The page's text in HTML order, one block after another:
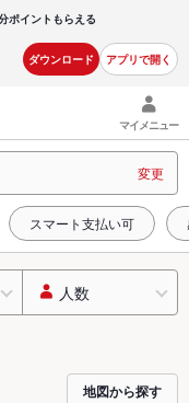
ポイントもらえる
ダウンロード アプリで開く
マイメニュー
変更
スマート支払い可
人数
地図から探す